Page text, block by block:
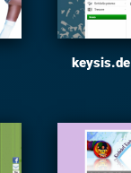
keysis.de